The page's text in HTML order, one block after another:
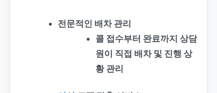
전문적인 배차 관리
콜 접수부터 완료까지 상담
원이 직접 배차 및 진행 상
황 관리